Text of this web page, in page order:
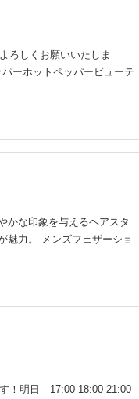
ろしくお願いいたしま
ーホットペッパービューテ
かな印象を与えるヘアスタ
魅力。 メンズフェザーショ
！明日 17:00 18:00 21:00